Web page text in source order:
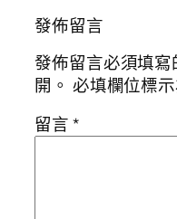
發佈留言
發佈留言必須填
開。 必填欄位標
留言*